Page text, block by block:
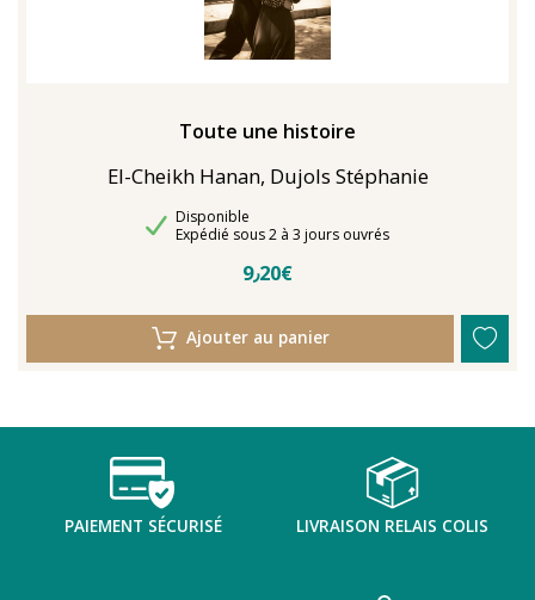
Toute une histoire
El-Cheikh Hanan, Dujols Stéphanie
Disponibilité
Disponible
Délais de livraison
Expédié sous 2 à 3 jours ouvrés
9٫20€
Ajouter au panier
PAIEMENT SÉCURISÉ LIVRAISON RELAIS COLIS